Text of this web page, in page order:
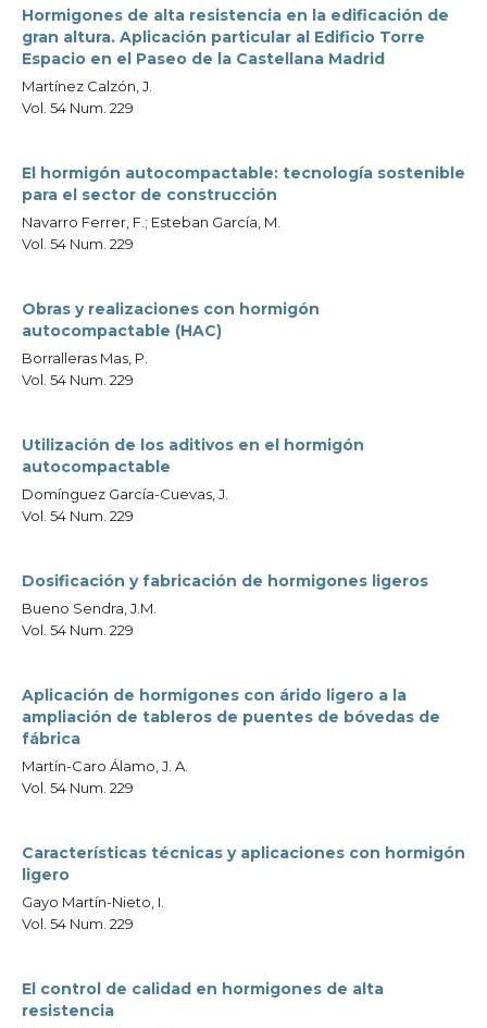
Hormigones de alta resistencia en la edificación de
gran altura. Aplicación particular al Edificio Torre
Espacio en el Paseo de la Castellana Madrid
Martínez Calzón, J.
Vol. 54 Num. 229
El hormigón autocompactable: tecnología sostenible
para el sector de construcción
Navarro Ferrer, F.; Esteban García, M.
Vol. 54 Num. 229
Obras y realizaciones con hormigón
autocompactable (HAC)
Borralleras Mas, P.
Vol. 54 Num. 229
Utilización de los aditivos en el hormigón
autocompactable
Domínguez García-Cuevas, J.
Vol. 54 Num. 229
Dosificación y fabricación de hormigones ligeros
Bueno Sendra, J.M.
Vol. 54 Num. 229
Aplicación de hormigones con árido ligero a la
ampliación de tableros de puentes de bóvedas de
fábrica
Martín-Caro Álamo, J. A.
Vol. 54 Num. 229
Características técnicas y aplicaciones con hormigón
ligero
Gayo Martín-Nieto, I.
Vol. 54 Num. 229
El control de calidad en hormigones de alta
resistencia